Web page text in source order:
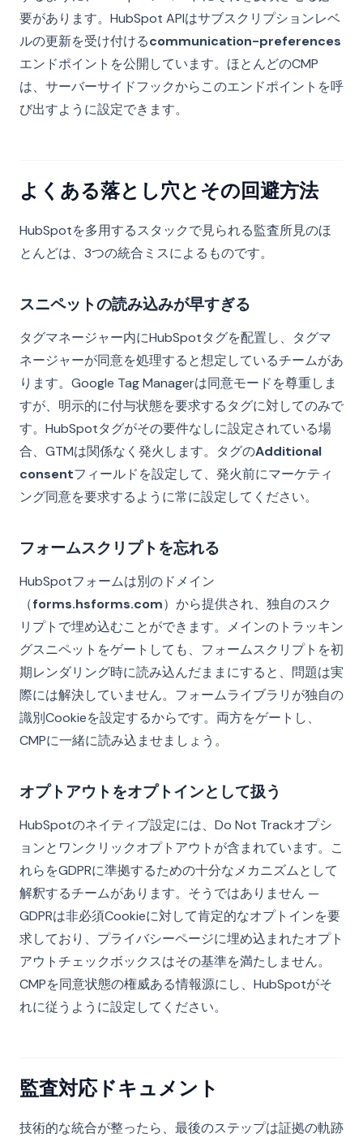
要があります。HubSpot APIはサブスクリプションレベ
ルの更新を受け付けるcommunication-preferences
エンドポイントを公開しています。ほとんどのCMP
は、サーバーサイドフックからこのエンドポイントを呼
び出すように設定できます。
よくある落とし穴とその回避方法
HubSpotを多用するスタックで見られる監査所見のほ
とんどは、3つの統合ミスによるものです。
スニペットの読み込みが早すぎる
タグマネージャー内にHubSpotタグを配置し、タグマ
ネージャーが同意を処理すると想定しているチームがあ
ります。Google Tag Managerは同意モードを尊重しま
すが、明示的に付与状態を要求するタグに対してのみで
す。HubSpotタグがその要件なしに設定されている場
合、GTMは関係なく発火します。タグのAdditional
consentフィールドを設定して、発火前にマーケティ
ング同意を要求するように常に設定してください。
フォームスクリプトを忘れる
HubSpotフォームは別のドメイン
（forms.hsforms.com）から提供され、独自のスク
リプトで埋め込むことができます。メインのトラッキン
グスニペットをゲートしても、フォームスクリプトを初
期レンダリング時に読み込んだままにすると、問題は実
際には解決していません。フォームライブラリが独自の
識別Cookieを設定するからです。両方をゲートし、
CMPに一緒に読み込ませましょう。
オプトアウトをオプトインとして扱う
HubSpotのネイティブ設定には、Do Not Trackオプシ
ョンとワンクリックオプトアウトが含まれています。こ
れらをGDPRに準拠するための十分なメカニズムとして
解釈するチームがあります。そうではありません —
GDPRは非必須Cookieに対して肯定的なオプトインを要
求しており、プライバシーページに埋め込まれたオプト
アウトチェックボックスはその基準を満たしません。
CMPを同意状態の権威ある情報源にし、HubSpotがそ
れに従うように設定してください。
監査対応ドキュメント
技術的な統合が整ったら、最後のステップは証拠の軌跡